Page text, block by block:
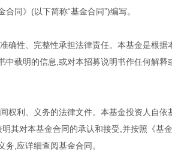
同》(以下简称“基金合同”)编写。
确性、完整性承担法律责任。本基金是根据
中载明的信息,或对本招募说明书作任何解释
权利、义务的法律文件。本基金投资人自依
其对本基金合同的承认和接受,并按照《基金
,应详细查阅基金合同。